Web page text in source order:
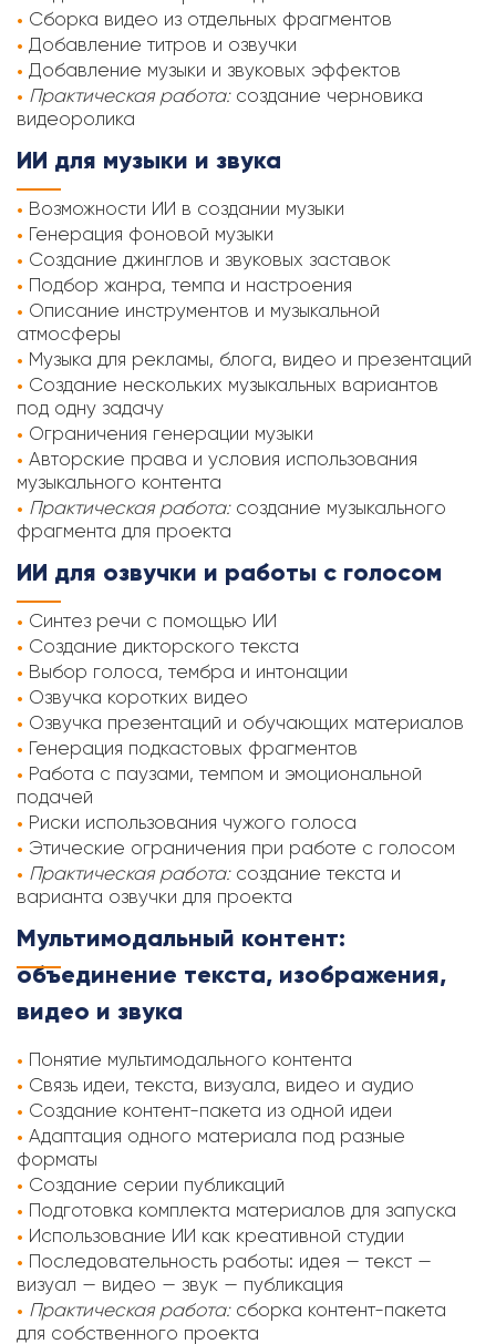
Сборка видео из отдельных фрагментов
Добавление титров и озвучки
Добавление музыки и звуковых эффектов
Практическая работа:создание черновика
видеоролика
ИИ для музыки и звука
Возможности ИИ в создании музыки
Генерация фоновой музыки
Создание джинглов и звуковых заставок
Подбор жанра, темпа и настроения
Описание инструментов и музыкальной
атмосферы
Музыка для рекламы, блога, видео и презентаций
Создание нескольких музыкальных вариантов
под одну задачу
Ограничения генерации музыки
Авторские права и условия использования
музыкального контента
Практическая работа:создание музыкального
фрагмента для проекта
ИИ для озвучки и работы с голосом
Синтез речи с помощью ИИ
Создание дикторского текста
Выбор голоса, тембра и интонации
Озвучка коротких видео
Озвучка презентаций и обучающих материалов
Генерация подкастовых фрагментов
Работа с паузами, темпом и эмоциональной
подачей
Риски использования чужого голоса
Этические ограничения при работе с голосом
Практическая работа:создание текста и
варианта озвучки для проекта
Мультимодальный контент:
объединение текста, изображения,
видео и звука
Понятие мультимодального контента
Связь идеи, текста, визуала, видео и аудио
Создание контент-пакета из одной идеи
Адаптация одного материала под разные
форматы
Создание серии публикаций
Подготовка комплекта материалов для запуска
Использование ИИ как креативной студии
Последовательность работы: идея — текст —
визуал — видео — звук — публикация
Практическая работа:сборка контент-пакета
для собственного проекта